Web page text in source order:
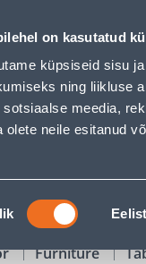
on kasutatud
küpsiseid sisu
ning liikluse
sotsiaalse meedia,
olete neile esitanud
-
Customer
CAMPAIGNS
Furniture